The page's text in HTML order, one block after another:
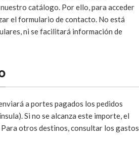
catálogo. Por ello, para acceder
el formulario de contacto. No está
ni se facilitará información de
a portes pagados los pedidos
Si no se alcanza este importe, el
otros destinos, consultar los gastos